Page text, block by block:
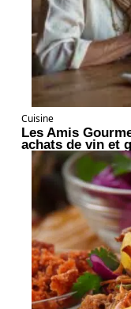
Cuisine
Les Amis
achats de vin et